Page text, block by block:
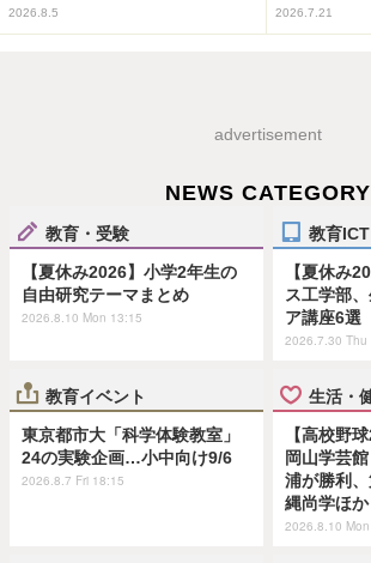
2026.8.5 2026.7.21
advertisement
NEWS CATEGORY
教育・受験
【夏休み2026】小学2年生の
自由研究テーマまとめ
2026.8.10 Mon 13:15
教育ICT
【夏休み
ス工学部
ア講座6選
2026.7.30 Thu
教育イベント
東京都市大「科学体験教室」
24の実験企画…小中向け9/6
2026.8.7 Fri 18:15
生活・
【高校野
岡山学芸
浦が勝利
縄尚学ほか
2026.8.10